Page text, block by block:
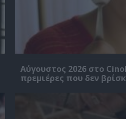
Αύγουστος 2026 στο
πρεμιέρες που δεν